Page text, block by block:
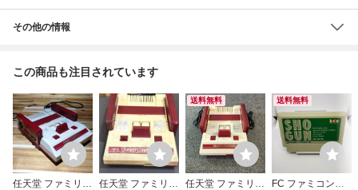
その他の情報
この商品も注目されています
任天堂 ファミリー
任天堂 ファミリー
送料無料
任天堂 ファミリー
送料無料
FC ファミコンソ